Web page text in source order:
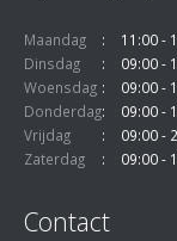
Maandag
11:00 -
Dinsdag
09:00 -
Woensdag
09:00 -
Donderdag
09:00 -
Vrijdag
09:00 -
Zaterdag
09:00 -
Contact